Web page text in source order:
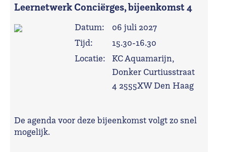
Leernetwerk Conciërges, bijeenkomst 4
Datum:
06 juli 2027
Tijd:
15.30-16.30
Locatie:
KC Aquamarijn,
Donker Curtiusstraat
4 2555XW Den Haag
De agenda voor deze bijeenkomst volgt zo snel
mogelijk.